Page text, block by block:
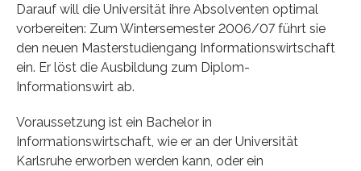
Darauf will die Universität ihre Absolventen optimal
vorbereiten: Zum Wintersemester 2006/07 führt sie
den neuen Masterstudiengang Informationswirtschaft
ein. Er löst die Ausbildung zum Diplom-
Informationswirt ab.
Voraussetzung ist ein Bachelor in
Informationswirtschaft, wie er an der Universität
Karlsruhe erworben werden kann, oder ein